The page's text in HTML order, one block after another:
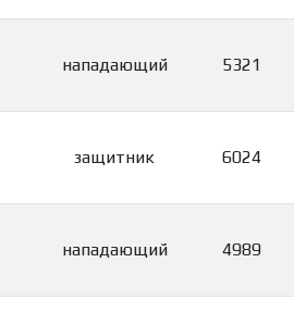
нападающий 5321
защитник 6024
нападающий 4989